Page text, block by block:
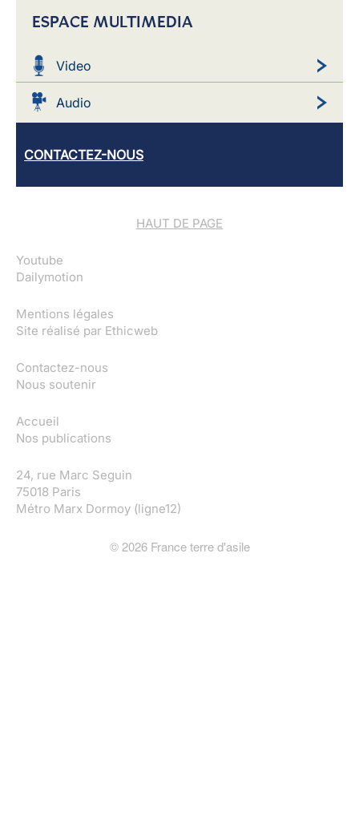
ESPACE MULTIMEDIA
Video
Audio
CONTACTEZ-NOUS
HAUT DE PAGE
Youtube
Dailymotion
Mentions légales
Site réalisé par Ethicweb
Contactez-nous
Nous soutenir
Accueil
Nos publications
24, rue Marc Seguin
75018 Paris
Métro Marx Dormoy (ligne12)
© 2026France terre d'asile